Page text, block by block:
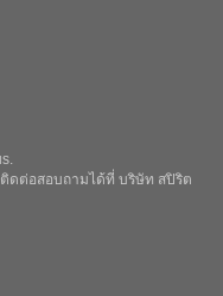
ดต่อสอบถามได้ที่ บริษัท สปิริต